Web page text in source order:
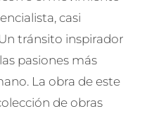
casi
tránsito inspirador
pasiones más
La obra de este
de obras